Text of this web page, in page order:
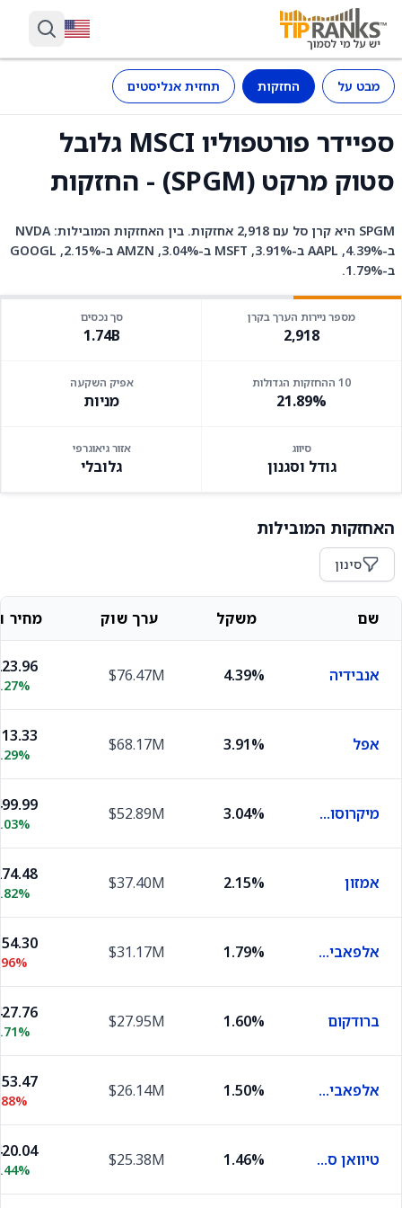
מבט על החזקות תחזית אנליסטים
ספיידר פורטפוליו MSCI גלובל
סטוק מרקט (SPGM) - החזקות
SPGM היא קרן סל עם 2,918 אחזקות. בין האחזקות המובילות: NVDA
ב-4.39%, AAPL ב-3.91%, MSFT ב-3.04%, AMZN ב-2.15%, GOOGL
ב-1.79%.
מספר ניירות הערך בקרן
2,918
סך נכסים
1.74B
10 ההחזקות הגדולות
21.89%
אפיק השקעה
מניות
סיווג
גודל וסגנון
אזור גיאוגרפי
גלובלי
האחזקות המובילות
סינון
שם משקל ערך שוק מחיר
אנבידיה 4.39%
$76.47M
אפל 3.91%
$68.17M
מיקרוסופט 3.04%
$52.89M
אמזון 2.15%
$37.40M
אלפאבית A 1.79%
$31.17M
ברודקום 1.60%
$27.95M
אלפאבית C 1.50%
$26.14M
טיוואן סמיקונדקטור מניופקצ'רינג 1.46%
$25.38M